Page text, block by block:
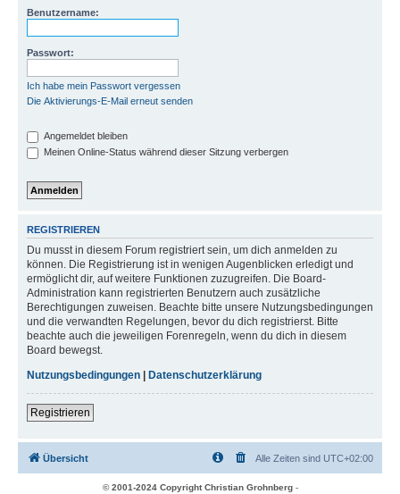
Benutzername:
Passwort:
Ich habe mein Passwort vergessen
Die Aktivierungs-E-Mail erneut senden
Angemeldet bleiben
Meinen Online-Status während dieser Sitzung verbergen
REGISTRIEREN
Du musst in diesem Forum registriert sein, um dich anmelden zu
können. Die Registrierung ist in wenigen Augenblicken erledigt und
ermöglicht dir, auf weitere Funktionen zuzugreifen. Die Board-
Administration kann registrierten Benutzern auch zusätzliche
Berechtigungen zuweisen. Beachte bitte unsere Nutzungsbedingungen
und die verwandten Regelungen, bevor du dich registrierst. Bitte
beachte auch die jeweiligen Forenregeln, wenn du dich in diesem
Board bewegst.
Nutzungsbedingungen
Datenschutzerklärung
Registrieren
Übersicht Alle Zeiten sind UTC+02:00
© 2001-2024 Copyright Christian Grohnberg-